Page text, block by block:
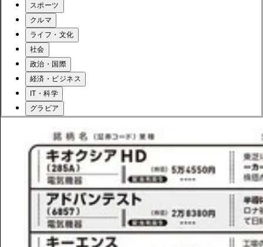
スポーツ
クルマ
ライフ・文化
社会
政治・国際
経済・ビジネス
IT・科学
グラビア